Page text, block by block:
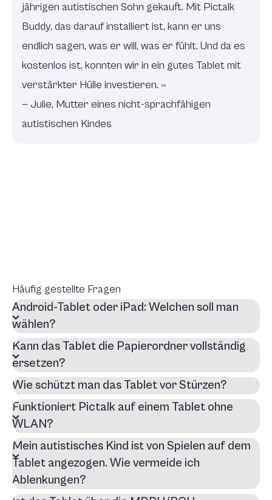
jährigen autistischen Sohn gekauft. Mit Pictalk
Buddy, das darauf installiert ist, kann er uns
endlich sagen, was er will, was er fühlt. Und da es
kostenlos ist, konnten wir in ein gutes Tablet mit
verstärkter Hülle investieren. »
— Julie, Mutter eines nicht-sprachfähigen
autistischen Kindes
Häufig gestellte Fragen
Android-Tablet oder iPad: Welchen soll man
wählen?
Kann das Tablet die Papierordner vollständig
ersetzen?
Wie schützt man das Tablet vor Stürzen?
Funktioniert Pictalk auf einem Tablet ohne
WLAN?
Mein autistisches Kind ist von Spielen auf dem
Tablet angezogen. Wie vermeide ich
Ablenkungen?